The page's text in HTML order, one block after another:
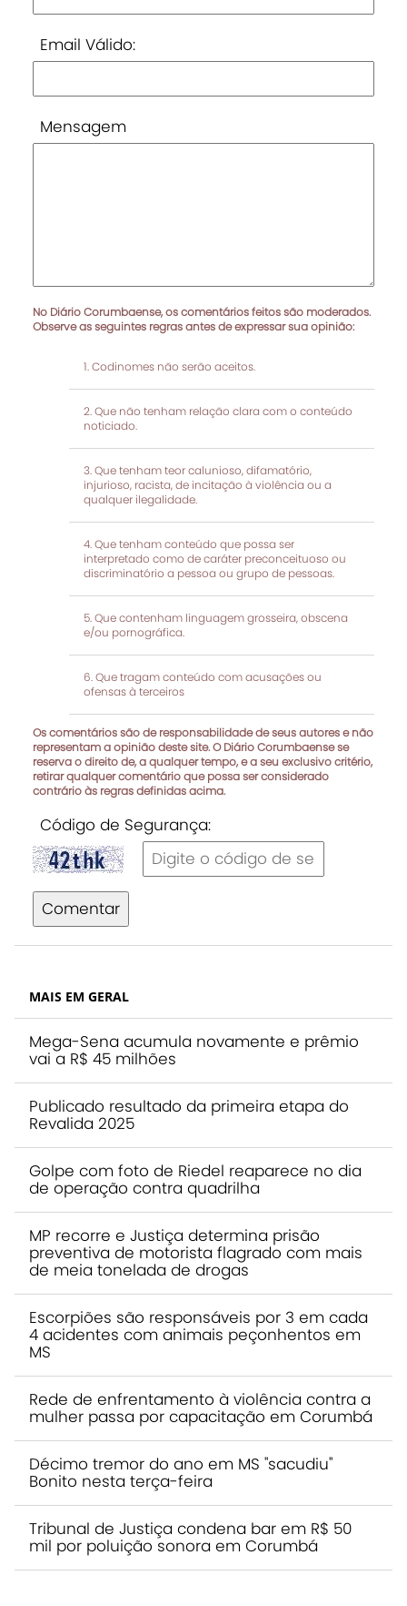
Email Válido:
Mensagem
No Diário Corumbaense, os comentários feitos são moderados.
Observe as seguintes regras antes de expressar sua opinião:
Codinomes não serão aceitos.
Que não tenham relação clara com o conteúdo
noticiado.
Que tenham teor calunioso, difamatório,
injurioso, racista, de incitação à violência ou a
qualquer ilegalidade.
Que tenham conteúdo que possa ser
interpretado como de caráter preconceituoso ou
discriminatório a pessoa ou grupo de pessoas.
Que contenham linguagem grosseira, obscena
e/ou pornográfica.
Que tragam conteúdo com acusações ou
ofensas à terceiros
Os comentários são de responsabilidade de seus autores e não
representam a opinião deste site. O Diário Corumbaense se
reserva o direito de, a qualquer tempo, e a seu exclusivo critério,
retirar qualquer comentário que possa ser considerado
contrário às regras definidas acima.
Código de Segurança:
Comentar
MAIS EM GERAL
Mega-Sena acumula novamente e prêmio
vai a R$ 45 milhões
Publicado resultado da primeira etapa do
Revalida 2025
Golpe com foto de Riedel reaparece no dia
de operação contra quadrilha
MP recorre e Justiça determina prisão
preventiva de motorista flagrado com mais
de meia tonelada de drogas
Escorpiões são responsáveis por 3 em cada
4 acidentes com animais peçonhentos em
MS
Rede de enfrentamento à violência contra a
mulher passa por capacitação em Corumbá
Décimo tremor do ano em MS "sacudiu"
Bonito nesta terça-feira
Tribunal de Justiça condena bar em R$ 50
mil por poluição sonora em Corumbá